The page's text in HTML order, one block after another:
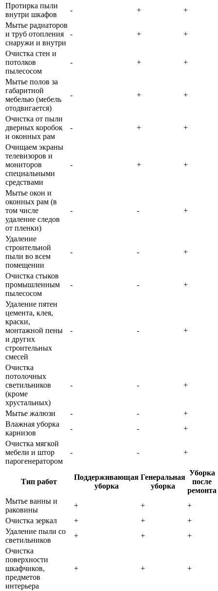
Протирка пыли
внутри шкафов
- +
+
Мытье радиаторов
и труб отопления
снаружи и внутри
- + +
Очистка стен и
потолков
пылесосом
- + +
Мытье полов за
габаритной
мебелью (мебель
отодвигается)
- + +
Очистка от пыли
дверных коробок
и оконных рам
- + +
Очищаем экраны
телевизоров и
мониторов
специальными
средствами
- + +
Мытье окон и
оконных рам (в
том числе
удаление следов
от пленки)
- - +
Удаление
строительной
пыли во всем
помещении
- - +
Очистка стыков
промышленным
пылесосом
- - +
Удаление пятен
цемента, клея,
краски,
монтажной пены
и других
строительных
смесей
- - +
Очистка
потолочных
светильников
(кроме
хрустальных)
- - +
Мытье жалюзи - -
+
Влажная уборка
карнизов
- -
+
Очистка мягкой
мебели и штор
парогенератором
- - +
Тип работ
Поддерживающая
уборка
Генеральная
уборка
Уборка
после
ремонта
Мытье ванны и
раковины
+ +
+
Очистка зеркал
+ +
+
Удаление пыли со
светильников
+ +
+
Очистка
поверхности
шкафчиков,
предметов
интерьера
+ + +